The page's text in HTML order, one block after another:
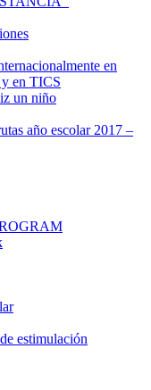
en
en TICS
un niño
año escolar 2017 –
estimulación